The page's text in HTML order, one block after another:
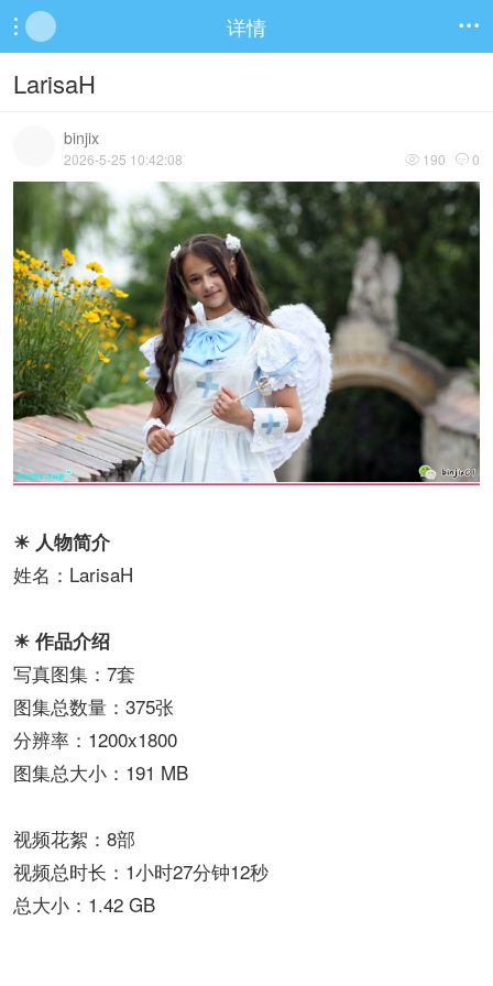
 详情 
LarisaH
binjix
 190  0
2026-5-25 10:42:08
☀ 人物简介
姓名：LarisaH
☀ 作品介绍
写真图集：7套
图集总数量：375张
分辨率：1200x1800
图集总大小：191 MB
视频花絮：8部
视频总时长：1小时27分钟12秒
总大小：1.42 GB